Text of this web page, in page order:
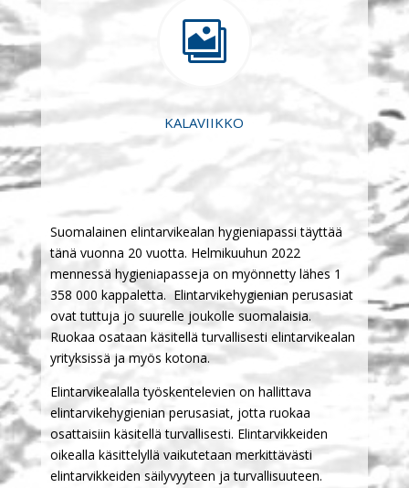

KALAVIIKKO
Suomalainen elintarvikealan hygieniapassi täyttää
tänä vuonna 20 vuotta. Helmikuuhun 2022
mennessä hygieniapasseja on myönnetty lähes 1
358 000 kappaletta. Elintarvikehygienian perusasiat
ovat tuttuja jo suurelle joukolle suomalaisia.
Ruokaa osataan käsitellä turvallisesti elintarvikealan
yrityksissä ja myös kotona.
Elintarvikealalla työskentelevien on hallittava
elintarvikehygienian perusasiat, jotta ruokaa
osattaisiin käsitellä turvallisesti. Elintarvikkeiden
oikealla käsittelyllä vaikutetaan merkittävästi
elintarvikkeiden säilyvyyteen ja turvallisuuteen.